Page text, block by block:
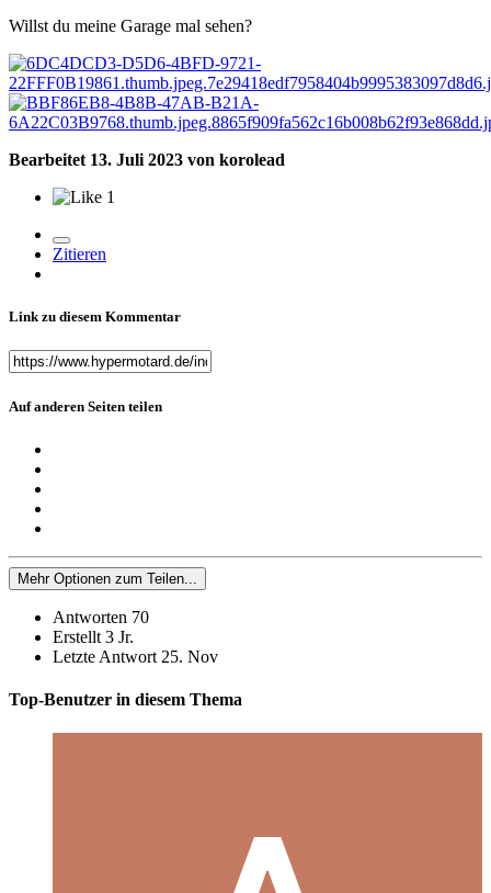
Willst du meine Garage mal sehen?
Bearbeitet 13. Juli 2023 von korolead
1
Zitieren
Link zu diesem Kommentar
Auf anderen Seiten teilen
Mehr Optionen zum Teilen...
Antworten 70
Erstellt 3 Jr.
Letzte Antwort 25. Nov
Top-Benutzer in diesem Thema